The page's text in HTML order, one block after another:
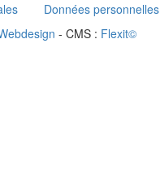
Données personnelles
- CMS : Flexit©